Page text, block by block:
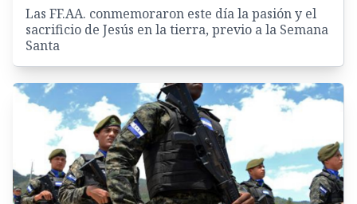
Las FF.AA. conmemoraron este día la pasión y el
sacrificio de Jesús en la tierra, previo a la Semana
Santa